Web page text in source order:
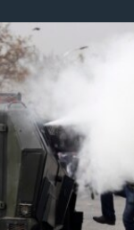
ລຈີ